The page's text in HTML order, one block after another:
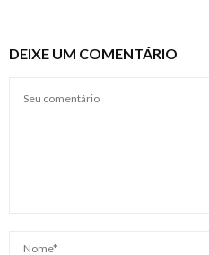
DEIXE UM COMENTÁRIO